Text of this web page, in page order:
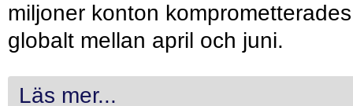
miljoner konton komprometterades
globalt mellan april och juni.
Läs mer...